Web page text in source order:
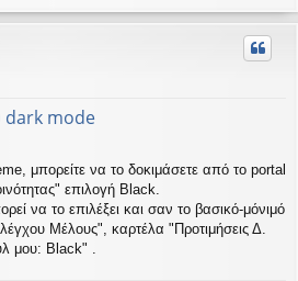
ο
ρ
dark mode
μπορείτε να το δοκιμάσετε από το portal
επιλογή Black.
να το επιλέξει και σαν το βασικό-μόνιμό
Μέλους", καρτέλα "Προτιμήσεις Δ.
μου: Black" .